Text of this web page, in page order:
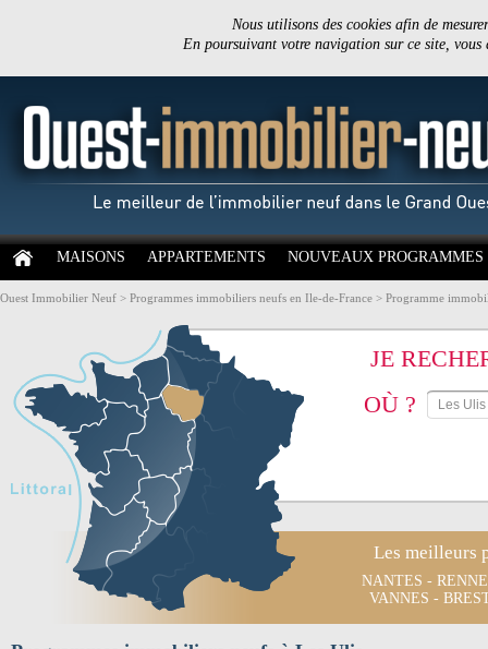
Nous utilisons des cookies afin de
En poursuivant votre navigation sur ce site,
MAISONS APPARTEMENTS NOUVEAUX PROGRAMMES
Ouest Immobilier Neuf > Programmes immobiliers neufs en Ile-de-France > Programme
JE
OÙ ?
Les meilleurs
NANTES -
VANNES -